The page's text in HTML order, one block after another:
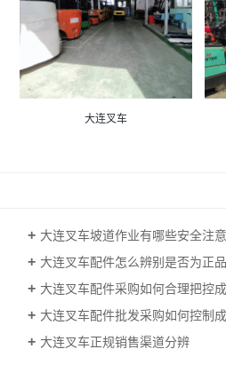
大连叉车
大连叉车坡道作业有哪些安全注意
大连叉车配件怎么辨别是否为正
大连叉车配件采购如何合理把控成
大连叉车配件批发采购如何控制
大连叉车正规销售渠道分辨